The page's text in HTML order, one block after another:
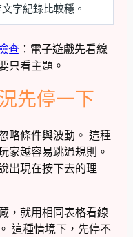
字紀錄比較穩。
查 ：電子遊戲先看線
只看主題。
先停一下
略條件與波動。 這種
家越容易跳過規則。
出現在按下去的理
，就用相同表格看線
這種情境下，先停不